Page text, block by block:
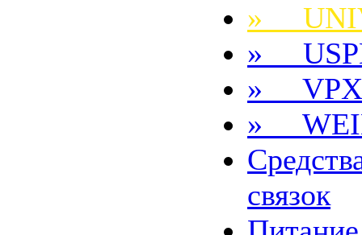
»
»
» VPX
»
связок